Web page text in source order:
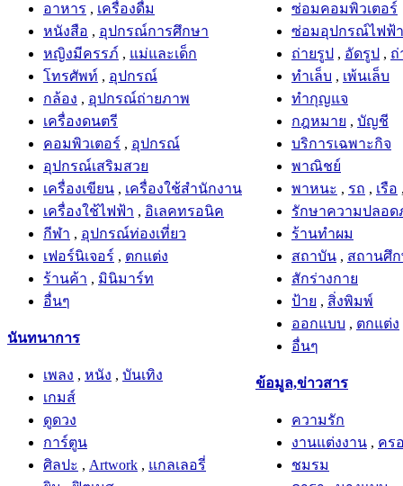
อาหาร , เครื่องดื่ม
หนังสือ , อุปกรณ์การศึกษา
หญิงมีครรภ์ , แม่และเด็ก
โทรศัพท์ , อุปกรณ์
กล้อง , อุปกรณ์ถ่ายภาพ
เครื่องดนตรี
คอมพิวเตอร์ , อุปกรณ์
อุปกรณ์เสริมสวย
เครื่องเขียน , เครื่องใช้สำนักงาน
เครื่องใช้ไฟฟ้า , อิเลคทรอนิค
กีฬา , อุปกรณ์ท่องเที่ยว
เฟอร์นิเจอร์ , ตกแต่ง
ร้านค้า , มินิมาร์ท
อื่นๆ
นันทนาการ
เพลง , หนัง , บันเทิง
เกมส์
ดูดวง
การ์ตูน
ศิลปะ , Artwork , แกลเลอรี่
ซ่อมคอมพิวเตอร์
ซ่อมอุปกรณ์ไฟฟ้
ถ่ายรูป , อัดรูป , ถ่
ทำเล็บ , เพ้นเล็บ
ทำกุญแจ
กฎหมาย , บัญชี
บริการเฉพาะกิจ
พาณิชย์
พาหนะ , รถ , เรือ
รักษาความปลอด
ร้านทำผม
สถาบัน , สถานศึ
สักร่างกาย
ป้าย , สิ่งพิมพ์
ออกแบบ , ตกแต่ง
อื่นๆ
ข้อมูล,ข่าวสาร
ความรัก
งานแต่งงาน , คร
ชมรม